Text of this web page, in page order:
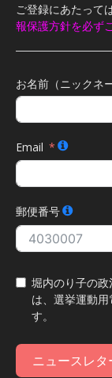
ご登録にあたって
報保護方針を必ず
お名前（ニックネ
Email
郵便番号
堀内のり子の
は、選挙運動
す。
ニュースレ